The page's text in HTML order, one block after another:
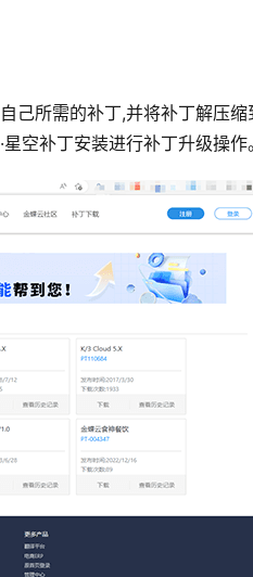
己所需的补丁,并将补丁解压
空补丁安装进行补丁升级操作。